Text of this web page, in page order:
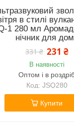
в стилі
1 280 мл
нічник для
331 ₴ 231 ₴
В наявності
Оптом і в
JSQ280
Купити